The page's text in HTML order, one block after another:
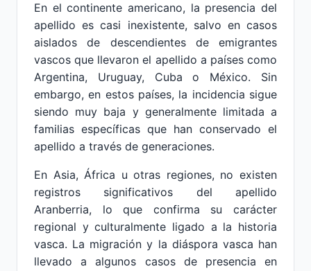
En el continente americano, la presencia del
apellido es casi inexistente, salvo en casos
aislados de descendientes de emigrantes
vascos que llevaron el apellido a países como
Argentina, Uruguay, Cuba o México. Sin
embargo, en estos países, la incidencia sigue
siendo muy baja y generalmente limitada a
familias específicas que han conservado el
apellido a través de generaciones.
En Asia, África u otras regiones, no existen
registros significativos del apellido
Aranberria, lo que confirma su carácter
regional y culturalmente ligado a la historia
vasca. La migración y la diáspora vasca han
llevado a algunos casos de presencia en